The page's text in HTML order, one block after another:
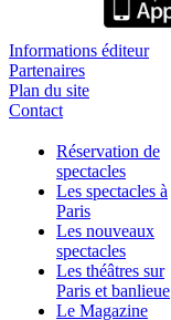
Informations éditeur
Partenaires
Plan du site
Contact
Réservation de
spectacles
Les spectacles à
Paris
Les nouveaux
spectacles
Les théâtres sur
Paris et banlieue
Le Magazine